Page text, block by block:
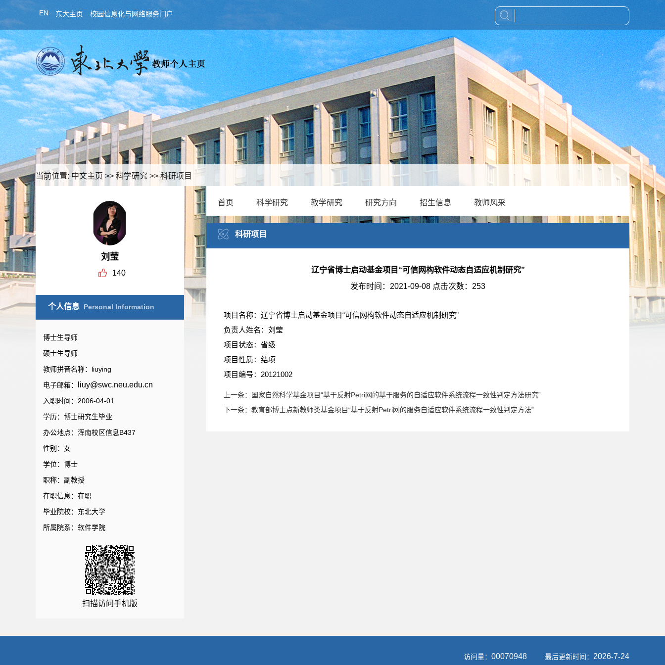
EN 东大主页 校园信息化与网络服务门户
当前位置: 中文主页 >> 科学研究 >>科研项目
刘莹
140
个人信息 Personal Information
博士生导师
硕士生导师
教师拼音名称：liuying
电子邮箱：
liuy@swc.neu.edu.cn
入职时间：2006-04-01
学历：博士研究生毕业
办公地点：浑南校区信息B437
性别：女
学位：博士
职称：副教授
在职信息：在职
毕业院校：东北大学
所属院系：软件学院
扫描访问手机版
首页 科学研究 教学研究 研究方向 招生信息 教师风采
科研项目
辽宁省博士启动基金项目“可信网构软件动态自适应机制研究”
发布时间： 2021-09-08 点击次数： 253
项目名称：辽宁省博士启动基金项目“可信网构软件动态自适应机制研究”
负责人姓名：刘莹
项目状态：省级
项目性质：结项
项目编号：20121002
上一条：国家自然科学基金项目“基于反射Petri网的基于服务的自适应软件系统流程一致性判定方法研究”
下一条：教育部博士点新教师类基金项目“基于反射Petri网的服务自适应软件系统流程一致性判定方法”
访问量： 00070948 最后更新时间： 2026-7-24